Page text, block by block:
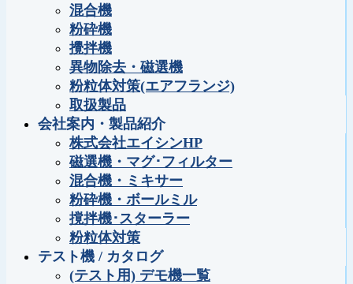
混合機
粉砕機
攪拌機
異物除去・磁選機
粉粒体対策(エアフランジ)
取扱製品
会社案内・製品紹介
株式会社エイシンHP
磁選機・マグ･フィルター
混合機・ミキサー
粉砕機・ボールミル
撹拌機･スターラー
粉粒体対策
テスト機 / カタログ
(テスト用) デモ機一覧